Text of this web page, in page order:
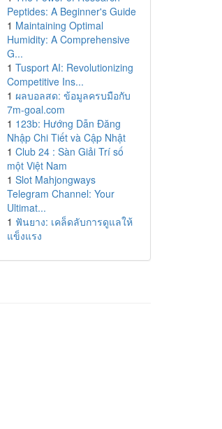
Peptides: A Beginner's Guide
1 Maintaining Optimal
Humidity: A Comprehensive
G...
1 Tusport AI: Revolutionizing
Competitive Ins...
1 ผลบอลสด: ข้อมูลครบมือกับ
7m-goal.com
1 123b: Hướng Dẫn Đăng
Nhập Chi Tiết và Cập Nhật
1 Club 24 : Sàn Giải Trí số
một Việt Nam
1 Slot Mahjongways
Telegram Channel: Your
Ultimat...
1 ฟันยาง: เคล็ดลับการดูแลให้
แข็งแรง